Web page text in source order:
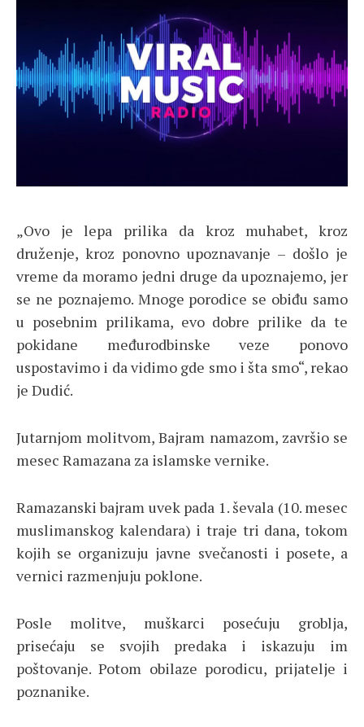
„Ovo je lepa prilika da kroz muhabet, kroz
druženje, kroz ponovno upoznavanje – došlo je
vreme da moramo jedni druge da upoznajemo, jer
se ne poznajemo. Mnoge porodice se obiđu samo
u posebnim prilikama, evo dobre prilike da te
pokidane međurodbinske veze ponovo
uspostavimo i da vidimo gde smo i šta smo“, rekao
je Dudić.
Jutarnjom molitvom, Bajram namazom, završio se
mesec Ramazana za islamske vernike.
Ramazanski bajram uvek pada 1. ševala (10. mesec
muslimanskog kalendara) i traje tri dana, tokom
kojih se organizuju javne svečanosti i posete, a
vernici razmenjuju poklone.
Posle molitve, muškarci posećuju groblja,
prisećaju se svojih predaka i iskazuju im
poštovanje. Potom obilaze porodicu, prijatelje i
poznanike.